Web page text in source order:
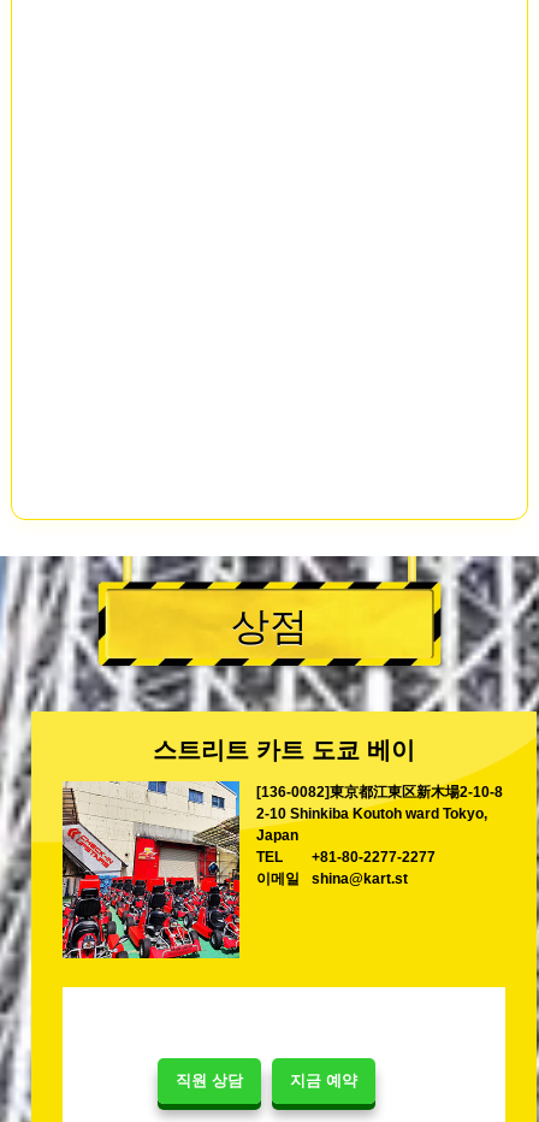
직원 상담 지금 예약
상점
스트리트 카트 도쿄 베이
[136-0082]東京都江東区新木場2-10-8
2-10 Shinkiba Koutoh ward Tokyo,
Japan
TEL
+81-80-2277-2277
이메일
shina@kart.st